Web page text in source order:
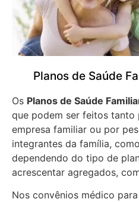
Planos de Saúde
Os Planos de Saúde
que podem ser feitos tanto
empresa familiar ou por
integrantes da família,
dependendo do tipo de
acrescentar agregados,
Nos convênios médico